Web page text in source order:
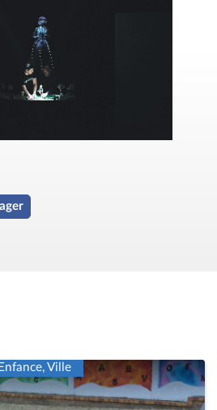
temps d’un conte… » sur twitter
STS &#8211; Le temps d’un
Ville